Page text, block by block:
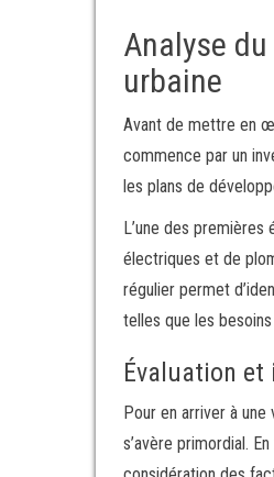
Analyse
urbaine
Avant de mettre en
commence par un
les plans de
L’une des
électriques et de
régulier permet
telles que les
Évaluation
Pour en arriver à
s’avère primordial.